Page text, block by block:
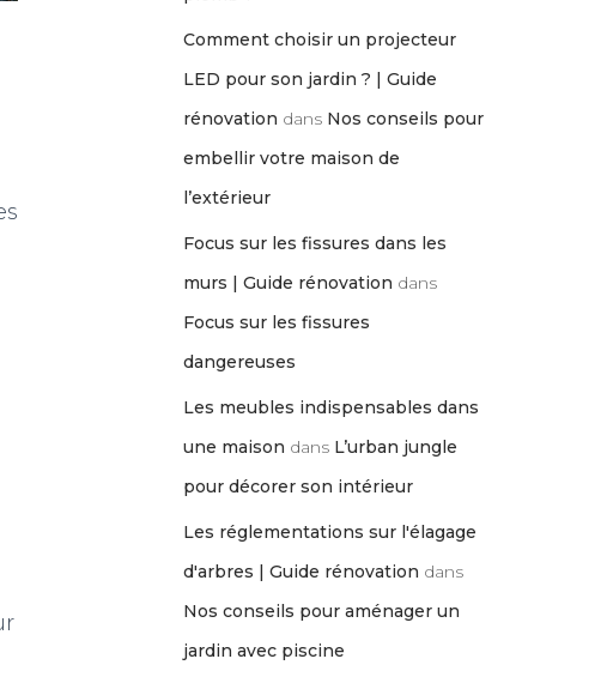
Comment choisir un projecteur
LED pour son jardin ? | Guide
rénovation dans Nos conseils pour
embellir votre maison de
l’extérieur
Focus sur les fissures dans les
murs | Guide rénovation dans
Focus sur les fissures
dangereuses
Les meubles indispensables dans
une maison dans L’urban jungle
pour décorer son intérieur
Les réglementations sur l'élagage
d'arbres | Guide rénovation dans
Nos conseils pour aménager un
jardin avec piscine